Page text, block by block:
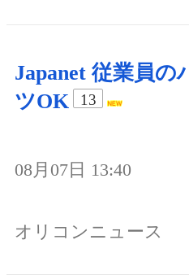
Japanet 従業員の
ツOK
13
08月07日 13:40
オリコンニュース